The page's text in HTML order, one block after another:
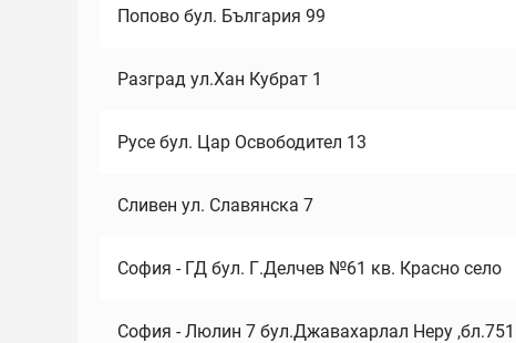
Попово бул. България 99
Разград ул.Хан Кубрат 1
Русе бул. Цар Освободител 13
Сливен ул. Славянска 7
София - ГД бул. Г.Делчев №61 кв. Красно село
София - Люлин 7 бул.Джавахарлал Неру ,бл.751